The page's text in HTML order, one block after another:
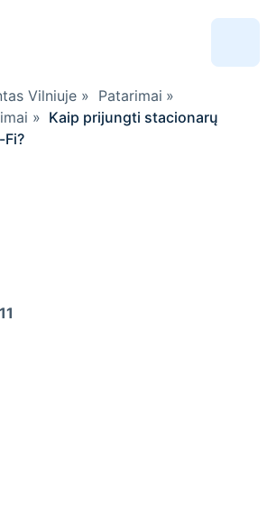
Vilniuje » Patarimai »
» Kaip prijungti stacionarų